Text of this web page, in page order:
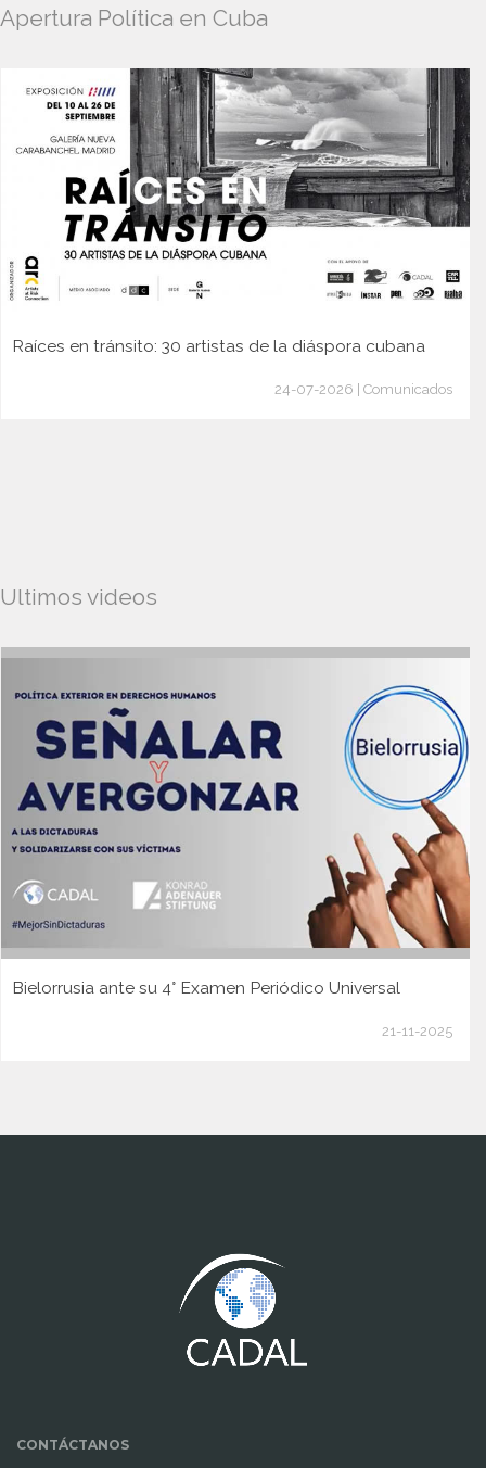
Apertura Política en Cuba
Raíces en tránsito: 30 artistas de la diáspora cubana
24-07-2026 | Comunicados
Ultimos videos
Bielorrusia ante su 4° Examen Periódico Universal
21-11-2025
CONTÁCTANOS